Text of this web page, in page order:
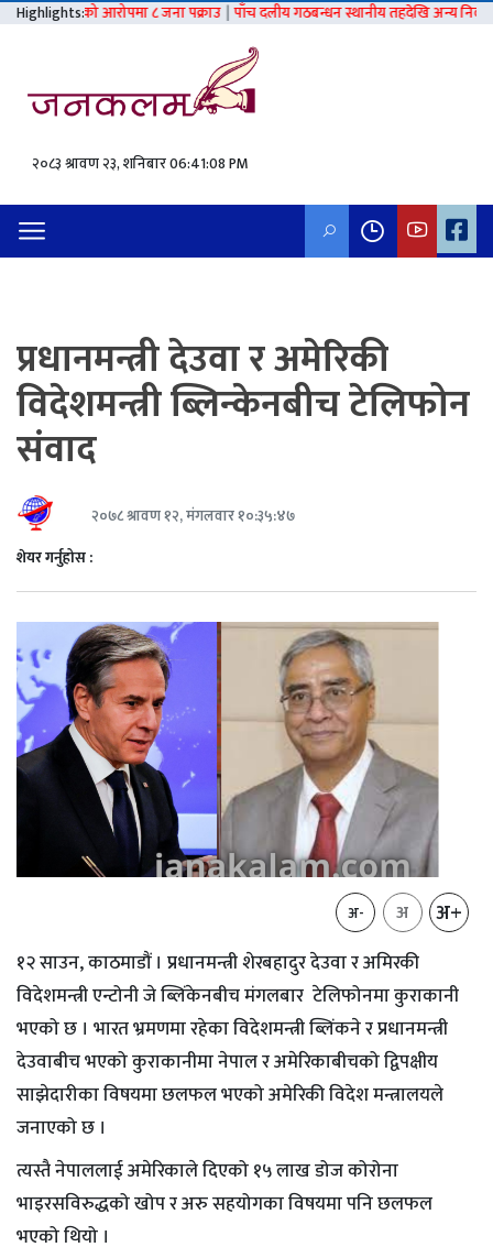
Highlights:
गरेको आरोपमा ८ जना पक्राउ | पाँच दलीय गठबन्धन स्थानीय तहदेखि अन्य निर्वाचनसम्मै
२०८३ श्रावण २३, शनिबार06:41:09 PM
प्रधानमन्त्री देउवा र अमेरिकी
विदेशमन्त्री ब्लिन्केनबीच टेलिफोन
संवाद
२०७८ श्रावण १२, मंगलवार १०:३५:४७
शेयर गर्नुहोस :
अ- अ अ+
१२ साउन, काठमाडौं । प्रधानमन्त्री शेरबहादुर देउवा र अमिरकी
विदेशमन्त्री एन्टोनी जे ब्लिंकेनबीच मंगलबार टेलिफोनमा कुराकानी
भएको छ । भारत भ्रमणमा रहेका विदेशमन्त्री ब्लिंकने र प्रधानमन्त्री
देउवाबीच भएको कुराकानीमा नेपाल र अमेरिकाबीचको द्विपक्षीय
साझेदारीका विषयमा छलफल भएको अमेरिकी विदेश मन्त्रालयले
जनाएको छ ।
त्यस्तै नेपाललाई अमेरिकाले दिएको १५ लाख डोज कोरोना
भाइरसविरुद्धको खोप र अरु सहयोगका विषयमा पनि छलफल
भएको थियो ।